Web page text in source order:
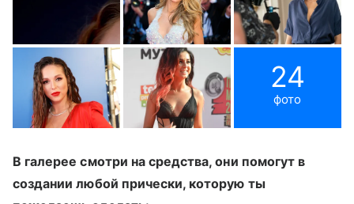
24
фото
В галерее смотри на средства, они помогут в
создании любой прически, которую ты